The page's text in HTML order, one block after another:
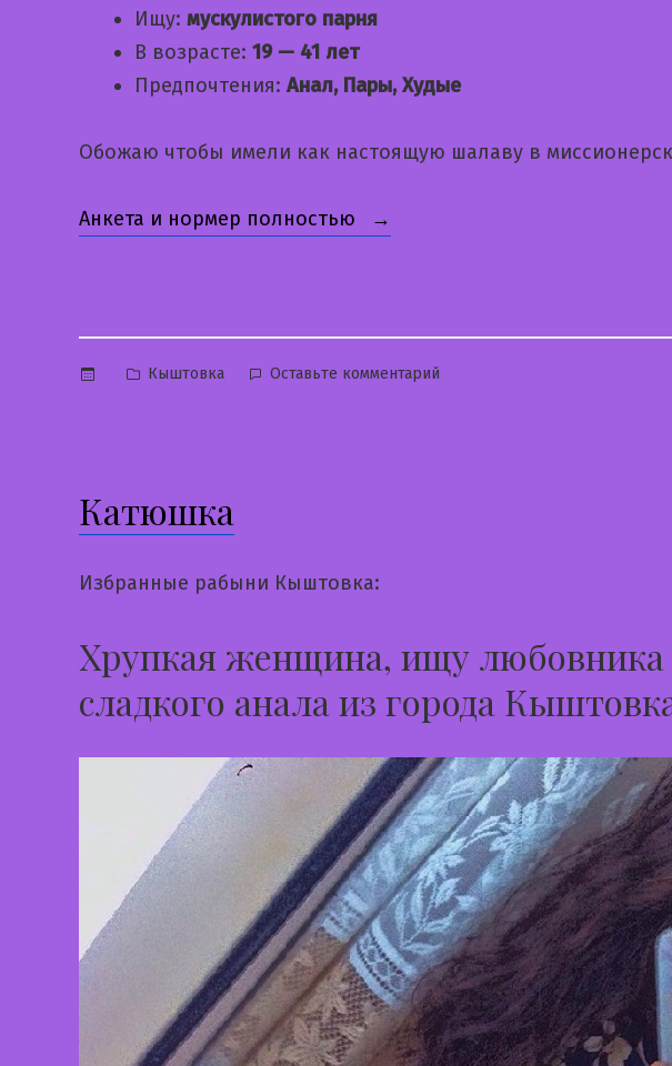
Ищу: мускулистого парня
В возрасте: 19 — 41 лет
Предпочтения: Анал, Пары, Худые
Обожаю чтобы имели как настоящую шалаву в
Анкета и нормер полностью «Олеся»
Опубликовано
Кыштовка Оставьте комментарий
Катюшка
Избранные рабыни Кыштовка:
Хрупкая женщина, ищу любовника
сладкого анала из города